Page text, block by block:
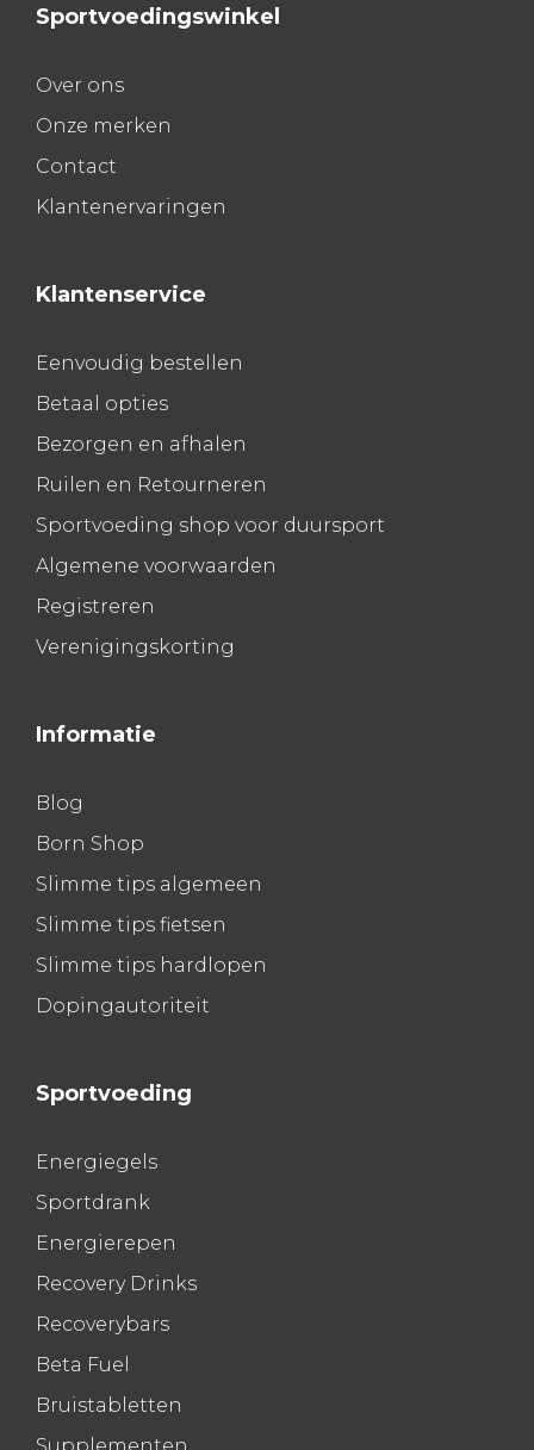
Sportvoedingswinkel
Over ons
Onze merken
Contact
Klantenervaringen
Klantenservice
Eenvoudig bestellen
Betaal opties
Bezorgen en afhalen
Ruilen en Retourneren
Sportvoeding shop voor duursport
Algemene voorwaarden
Registreren
Verenigingskorting
Informatie
Blog
Born Shop
Slimme tips algemeen
Slimme tips fietsen
Slimme tips hardlopen
Dopingautoriteit
Sportvoeding
Energiegels
Sportdrank
Energierepen
Recovery Drinks
Recoverybars
Beta Fuel
Bruistabletten